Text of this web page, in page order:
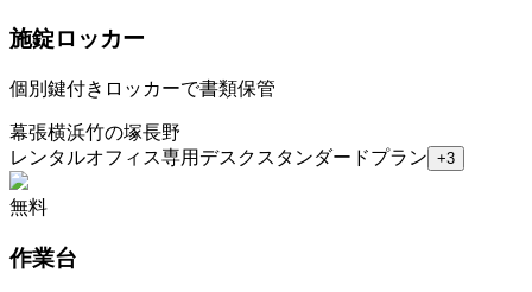
施錠ロッカー
個別鍵付きロッカーで書類保管
幕張横浜竹の塚長野
レンタルオフィス専用デスク スタンダードプラン +3
無料
作業台